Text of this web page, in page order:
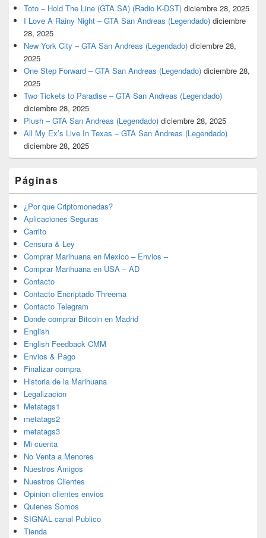
Toto – Hold The Line (GTA SA) (Radio K-DST) diciembre 28, 2025
I Love A Rainy Night – GTA San Andreas (Legendado) diciembre
28, 2025
New York City – GTA San Andreas (Legendado) diciembre 28,
2025
One Step Forward – GTA San Andreas (Legendado) diciembre 28,
2025
Two Tickets to Paradise – GTA San Andreas (Legendado)
diciembre 28, 2025
Plush – GTA San Andreas (Legendado) diciembre 28, 2025
All My Ex’s Live In Texas – GTA San Andreas (Legendado)
diciembre 28, 2025
Páginas
¿Por que Criptomonedas?
Aplicaciones Seguras
Carrito
Censura & Ley
Comprar Marihuana en Mexico – Envios –
Comprar Marihuana en USA – AD
Contacto
Contacto Encriptado Threema
Contacto Telegram
Donde comprar Bitcoin en Madrid
English
English Feedback CMM
Envios & Pago
Finalizar compra
Historia de la Marihuana
Legalizacion
Metatags1
metatags2
metatags3
Mi cuenta
No Venta a Menores
Nuestros Amigos
Nuestros Clientes
Opinion clientes envios
Quienes Somos
SIGNAL canal Publico
Tienda